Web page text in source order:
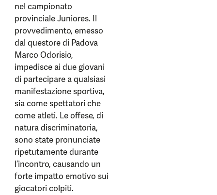
nel campionato
provinciale Juniores. Il
provvedimento, emesso
dal questore di Padova
Marco Odorisio,
impedisce ai due giovani
di partecipare a qualsiasi
manifestazione sportiva,
sia come spettatori che
come atleti. Le offese, di
natura discriminatoria,
sono state pronunciate
ripetutamente durante
l’incontro, causando un
forte impatto emotivo sui
giocatori colpiti.